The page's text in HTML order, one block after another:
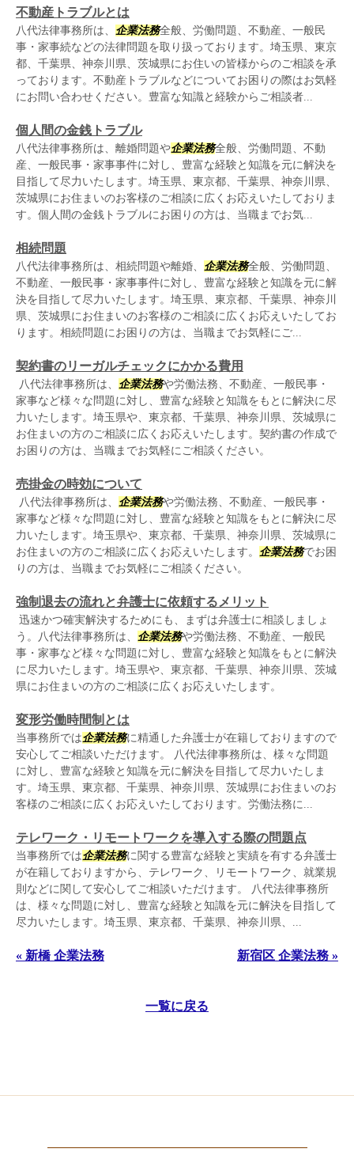
不動産トラブルとは
八代法律事務所は、 企業法務全般、労働問題、不動産、一般民
事・家事続などの法律問題を取り扱っております。埼玉県、東京
都、千葉県、神奈川県、茨城県にお住いの皆様からのご相談を承
っております。不動産トラブルなどについてお困りの際はお気軽
にお問い合わせください。豊富な知識と経験からご相談者...
個人間の金銭トラブル
八代法律事務所は、離婚問題や企業法務全般、労働問題、不動
産、一般民事・家事事件に対し、豊富な経験と知識を元に解決を
目指して尽力いたします。埼玉県、東京都、千葉県、神奈川県、
茨城県にお住まいのお客様のご相談に広くお応えいたしておりま
す。個人間の金銭トラブルにお困りの方は、当職までお気...
相続問題
八代法律事務所は、相続問題や離婚、 企業法務全般、労働問題、
不動産、一般民事・家事事件に対し、豊富な経験と知識を元に解
決を目指して尽力いたします。埼玉県、東京都、千葉県、神奈川
県、茨城県にお住まいのお客様のご相談に広くお応えいたしてお
ります。相続問題にお困りの方は、当職までお気軽にご...
契約書のリーガルチェックにかかる費用
八代法律事務所は、 企業法務や労働法務、不動産、一般民事・
家事など様々な問題に対し、豊富な経験と知識をもとに解決に尽
力いたします。埼玉県や、東京都、千葉県、神奈川県、茨城県に
お住まいの方のご相談に広くお応えいたします。契約書の作成で
お困りの方は、当職までお気軽にご相談ください。
売掛金の時効について
八代法律事務所は、 企業法務や労働法務、不動産、一般民事・
家事など様々な問題に対し、豊富な経験と知識をもとに解決に尽
力いたします。埼玉県や、東京都、千葉県、神奈川県、茨城県に
お住まいの方のご相談に広くお応えいたします。 企業法務でお困
りの方は、当職までお気軽にご相談ください。
強制退去の流れと弁護士に依頼するメリット
迅速かつ確実解決するためにも、まずは弁護士に相談しましょ
う。八代法律事務所は、 企業法務や労働法務、不動産、一般民
事・家事など様々な問題に対し、豊富な経験と知識をもとに解決
に尽力いたします。埼玉県や、東京都、千葉県、神奈川県、茨城
県にお住まいの方のご相談に広くお応えいたします。
変形労働時間制とは
当事務所では企業法務に精通した弁護士が在籍しておりますので
安心してご相談いただけます。 八代法律事務所は、様々な問題
に対し、豊富な経験と知識を元に解決を目指して尽力いたしま
す。埼玉県、東京都、千葉県、神奈川県、茨城県にお住まいのお
客様のご相談に広くお応えいたしております。労働法務に...
テレワーク・リモートワークを導入する際の問題点
当事務所では企業法務に関する豊富な経験と実績を有する弁護士
が在籍しておりますから、テレワーク、リモートワーク、就業規
則などに関して安心してご相談いただけます。 八代法律事務所
は、様々な問題に対し、豊富な経験と知識を元に解決を目指して
尽力いたします。埼玉県、東京都、千葉県、神奈川県、...
« 新橋 企業法務 新宿区 企業法務 »
一覧に戻る